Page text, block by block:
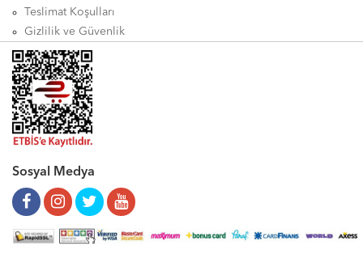
Teslimat Koşulları
Gizlilik ve Güvenlik
Sosyal Medya